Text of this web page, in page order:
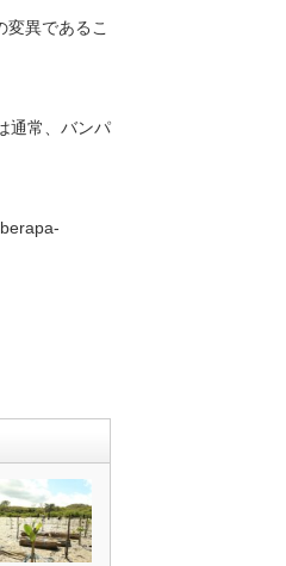
変異であるこ
通常、バンパ